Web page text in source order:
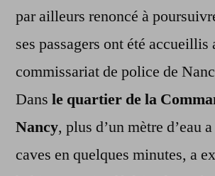
par ailleurs renoncé à
ses passagers ont été accueillis
commissariat de police de
Dans le quartier de la
Nancy, plus d’un mètre d’eau
caves en quelques minutes, a